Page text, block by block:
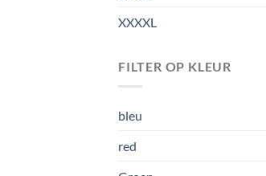
XXXXL
FILTER OP KLEUR
bleu
red